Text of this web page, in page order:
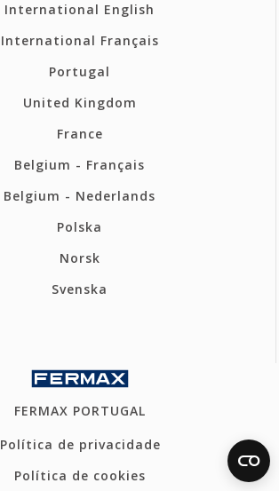
International English
International Français
Portugal
United Kingdom
France
Belgium - Français
Belgium - Nederlands
Polska
Norsk
Svenska
FERMAX PORTUGAL
Política de privacidade
Política de cookies